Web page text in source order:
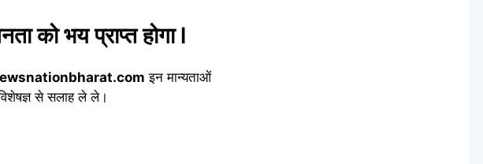
को भय प्राप्त होगा l
इन मान्यताओं
से सलाह ले ले।